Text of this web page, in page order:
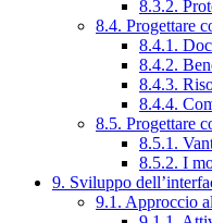
8.3.2.
8.4. Progettare
8.4.1.
8.4.2.
8.4.3.
8.4.4.
8.5. Progettare
8.5.1.
8.5.2. I
9. Sviluppo
9.1. Approccio